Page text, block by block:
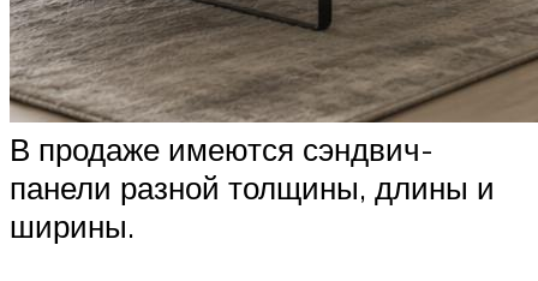
В продаже имеются сэндвич-
панели разной толщины, длины и
ширины.